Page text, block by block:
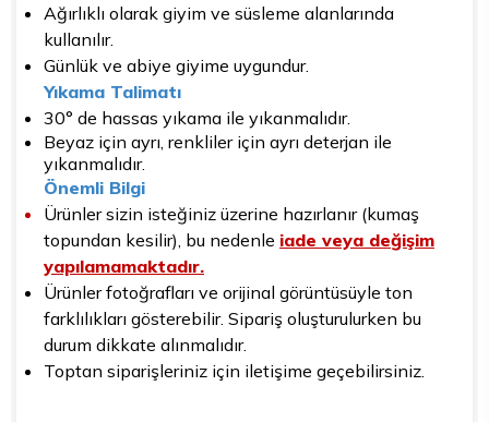
Ağırlıklı olarak giyim ve süsleme alanlarında
kullanılır.
Günlük ve abiye giyime uygundur.
Yıkama Talimatı
30° de hassas yıkama ile yıkanmalıdır.
Beyaz için ayrı, renkliler için ayrı deterjan ile
yıkanmalıdır.
Önemli Bilgi
Ürünler sizin isteğiniz üzerine hazırlanır (kumaş
topundan kesilir), bu nedenle iade veya değişim
yapılamamaktadır.
Ürünler fotoğrafları ve orijinal görüntüsüyle ton
farklılıkları gösterebilir. Sipariş oluşturulurken bu
durum dikkate alınmalıdır.
Toptan siparişleriniz için iletişime geçebilirsiniz.